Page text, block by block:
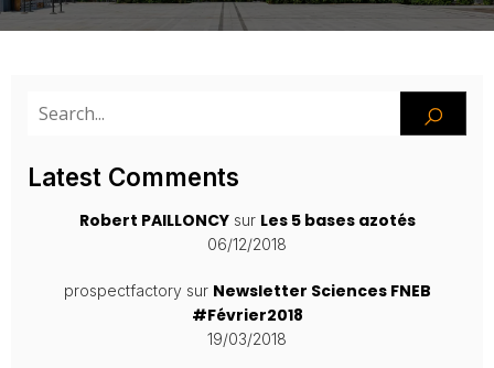
Latest Comments
Robert PAILLONCYsur Les 5 bases azotés
06/12/2018
prospectfactorysur Newsletter Sciences FNEB
#Février2018
19/03/2018